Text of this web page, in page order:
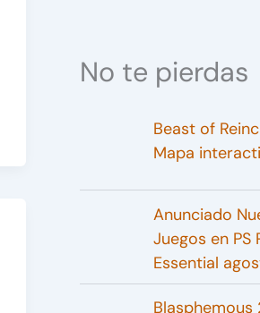
No te pierdas
Beast of
Mapa
Anunciado
Juegos en PS
Essential
Blasphemous